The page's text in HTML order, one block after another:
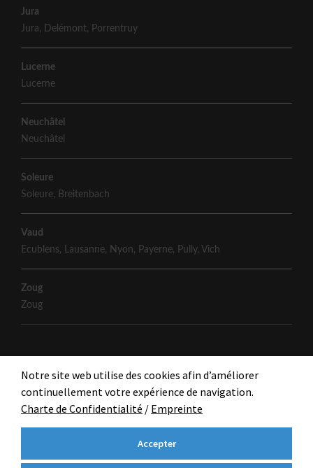
Jura
Jura, Delémont, Porrentruy
Lucerne
Lucerne
Neuchâtel
Neuchâtel
Soleure
Soleure, Breitenbach
Vaud
Ecublens, Lausanne, Nyon, Payerne, Pully, Vich
Zoug
Zoug
Notre site web utilise des cookies afin d’améliorer
continuellement votre expérience de navigation.
Charte de Confidentialité / Empreinte
Accepter